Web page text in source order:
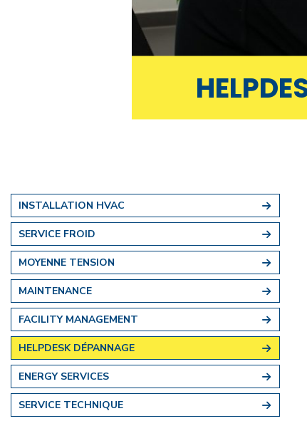
INSTALLATION HVAC
SERVICE FROID
MOYENNE TENSION
MAINTENANCE
FACILITY MANAGEMENT
HELPDESK DÉPANNAGE
ENERGY SERVICES
SERVICE TECHNIQUE